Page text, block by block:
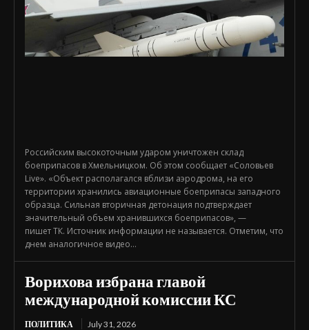
Российским высокоточным ударом уничтожен склад
боеприпасов в Хмельницком. Об этом сообщает «Соловьев
Live». «Объект располагался вблизи аэродрома, на его
территории хранились авиационные боеприпасы западного
образца. Сильная вторичная детонация подтверждает
значительный объем хранившихся боеприпасов», —
пишет ТК. Источник информации не называется. Отметим, что
днем аналогичное видео...
Ворихова избрана главой
международной комиссии КС
ПОЛИТИКА July 31, 2026